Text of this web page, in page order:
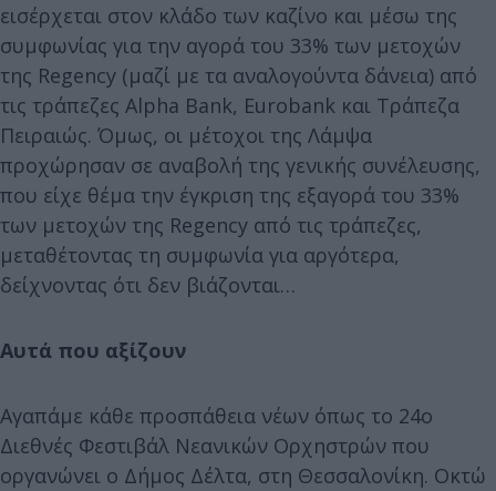
εισέρχεται στον κλάδο των καζίνο και μέσω της
συμφωνίας για την αγορά του 33% των μετοχών
της Regency (μαζί με τα αναλογούντα δάνεια) από
τις τράπεζες Alpha Bank, Eurobank και Τράπεζα
Πειραιώς. Όμως, οι μέτοχοι της Λάμψα
προχώρησαν σε αναβολή της γενικής συνέλευσης,
που είχε θέμα την έγκριση της εξαγορά του 33%
των μετοχών της Regency από τις τράπεζες,
μεταθέτοντας τη συμφωνία για αργότερα,
δείχνοντας ότι δεν βιάζονται…
Αυτά που αξίζουν
Αγαπάμε κάθε προσπάθεια νέων όπως το 24ο
Διεθνές Φεστιβάλ Νεανικών Ορχηστρών που
οργανώνει ο Δήμος Δέλτα, στη Θεσσαλονίκη. Οκτώ